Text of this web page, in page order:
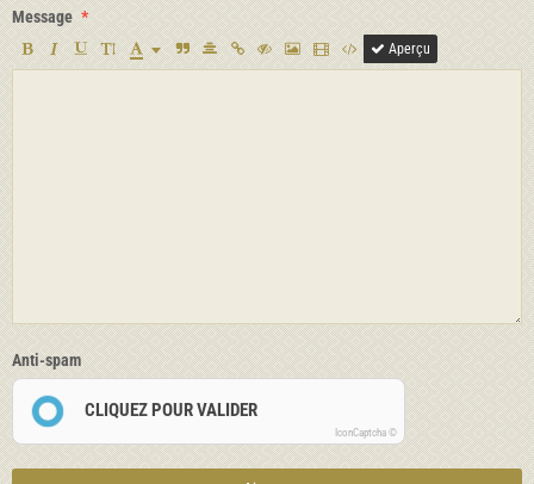
Message
Aperçu
Anti-spam
CLIQUEZ POUR VALIDER
IconCaptcha ©